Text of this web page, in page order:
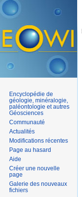
Encyclopédie de
géologie, minéralogie,
paléontologie et autres
Géosciences
Communauté
Actualités
Modifications récentes
Page au hasard
Aide
Créer une nouvelle
page
Galerie des nouveaux
fichiers